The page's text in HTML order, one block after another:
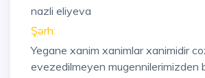
nazli eliyeva
Şərh:
Yegane xanim xanimlar xanimidir
evezedilmeyen mugennilerimizden